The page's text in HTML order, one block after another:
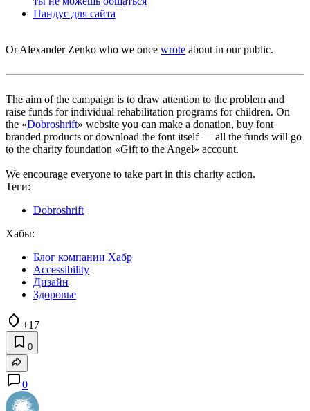
Пандус для сайта
Or Alexander Zenko who we once wrote about in our public.
The aim of the campaign is to draw attention to the problem and
raise funds for individual rehabilitation programs for children. On
the «Dobroshrift» website you can make a donation, buy font
branded products or download the font itself — all the funds will go
to the charity foundation «Gift to the Angel» account.
We encourage everyone to take part in this charity action.
Теги:
Dobroshrift
Хабы:
Блог компании Хабр
Accessibility
Дизайн
Здоровье
+17
0
0